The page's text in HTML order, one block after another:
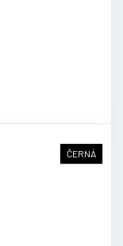
ČERNÁ